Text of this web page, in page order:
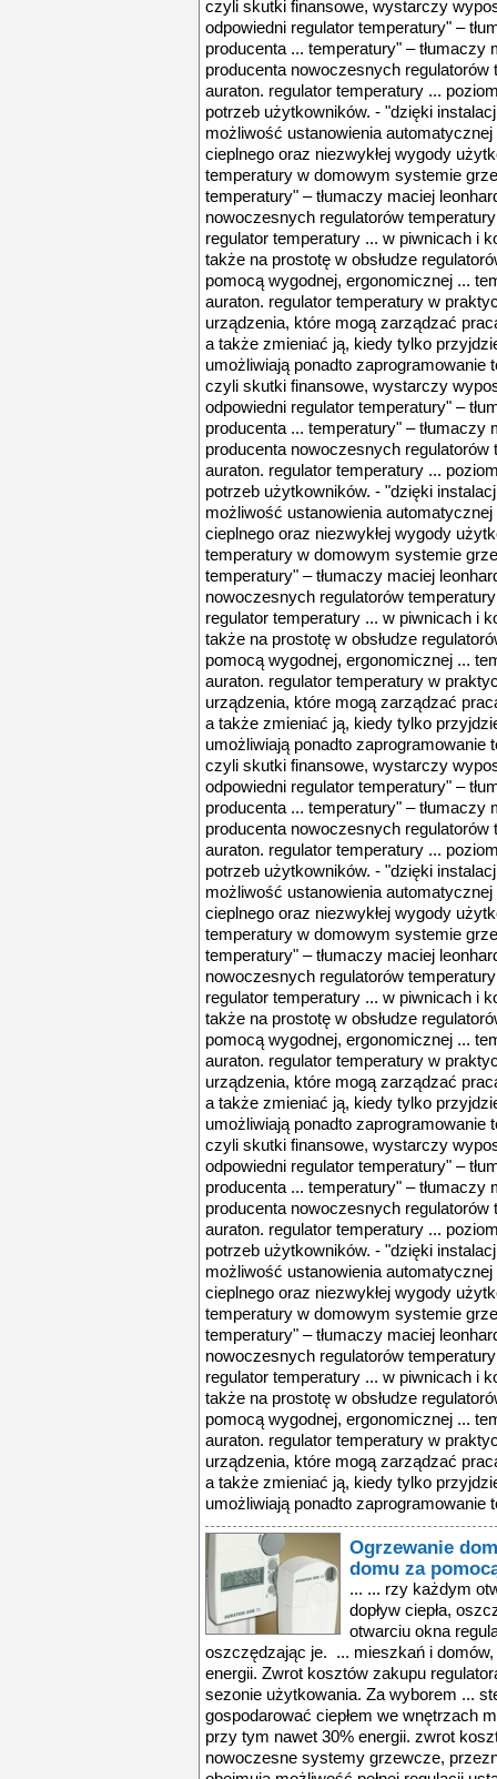
Ogrzewanie
domu za
... ... rzy każdym otwarciu okna regulator zamknie dopływ ciepła, oszczędzając je. ... rzy każdym otwarciu okna regulator zamknie dopływ ciepła, oszczędzając je. ... mieszkań i domów, oszczędzając przy tym nawet 30% energii. Zwrot kosztów zakupu regulatora widoczny jest już po pierwszym sezonie użytkowania. Za wyborem ... sterowniki auraton pozwalają gospodarować ciepłem we wnętrzach mieszkań i domów, oszczędzając przy tym nawet 30% energii. zwrot kosztów zakupu regulatora ... nowoczesne systemy grzewcze, przeznaczone do mieszkań i domów, obejmują możliwość pełnej regulacji ustawień temperatury dzięki regulatorom temperatury auraton ... sterowniki auraton pozwalają gospodarować ciepłem we wnętrzach mieszkań i domów, oszczędzając przy tym nawet 30% energii. zwrot kosztów zakupu regulatora ... mieszkań i domów, oszczędzając przy tym nawet 30% energii. zwrot kosztów zakupu regulatora widoczny jest już po pierwszym sezonie użytkowania. za wyborem ... nowoczesne systemy grzewcze, przeznaczone do mieszkań i domów, obejmują możliwość pełnej regulacji ustawień temperatury dzięki regulatorom temperatury auraton ... mieszkań i domów, obejmują możliwość pełnej regulacji ustawień temperatury dzięki regulatorom temperatury auraton. związane jest to nie tylko z coraz bardziej ... użytkowania, realnie minimalizujemy koszty zakupu urządzenia i jego montażu. praca regulatorów auraton opiera się przede wszystkim na programowaniu ustawień ... powinniśmy przemyśleć montaż równie zaawansowanych sterowników przewodowych.rodzina regulatorów auraton skupia szeroką gamę sterowników dopasowanych do ... które sterowniki najlepiej spełnią nasze oczekiwania?na rynku dostępne są regulatory komunikujące się z piecami grzewczymi lub klimatyzatorami drogą radiową ... naszego mieszkania. ponieważ produkty grupy auraton sprawdzają się nie tylko jako regulatory ciepła, ale również jako sterowniki klimatyzacji, warto wyposażyć ... sterowniki auraton pozwalają gospodarować ciepłem we wnętrzach mieszkań i domów, oszczędzając przy tym nawet 30% energii. zwrot kosztów zakupu regulatora ... nowoczesne systemy grzewcze, przeznaczone do mieszkań i domów, obejmują możliwość pełnej regulacji ustawień temperatury dzięki regulatorom temperatury auraton ... sterowniki auraton pozwalają gospodarować ciepłem we wnętrzach mieszkań i domów, oszczędzając przy tym nawet 30% energii. zwrot kosztów zakupu regulatora ... mieszkań i domów, oszczędzając przy tym nawet 30% energii. zwrot kosztów zakupu regulatora widoczny jest już po pierwszym sezonie użytkowania. za wyborem ... nowoczesne systemy grzewcze, przeznaczone do mieszkań i domów, obejmują możliwość pełnej regulacji ustawień temperatury dzięki regulatorom temperatury auraton ... mieszkań i domów, obejmują możliwość pełnej regulacji ustawień temperatury dzięki regulatorom temperatury auraton. związane jest to nie tylko z coraz bardziej ... użytkowania, realnie minimalizujemy koszty zakupu urządzenia i jego montażu. praca regulatorów auraton opiera się przede wszystkim na programowaniu ustawień ... powinniśmy przemyśleć montaż równie zaawansowanych sterowników przewodowych.rodzina regulatorów auraton skupia szeroką gamę sterowników dopasowanych do ... które sterowniki najlepiej spełnią nasze oczekiwania?na rynku dostępne są regulatory komunikujące się z piecami grzewczymi lub klimatyzatorami drogą radiową ... naszego mieszkania. ponieważ produkty grupy auraton sprawdzają się nie tylko jako regulatory ciepła, ale również jako sterowniki klimatyzacji, warto wyposażyć ... sterowniki auraton pozwalają gospodarować ciepłem we wnętrzach mieszkań i domów, oszczędzając przy tym nawet 30% energii. zwrot kosztów zakupu regulatora ... nowoczesne systemy grzewcze, przeznaczone do mieszkań i domów, obejmują możliwość pełnej regulacji ustawień temperatury dzięki regulatorom temperatury auraton ... sterowniki auraton pozwalają